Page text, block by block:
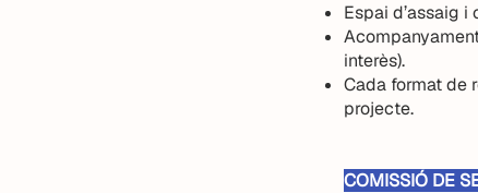
Espai d’assaig
interès).
Cada format de
projecte.
COMISSIÓ DE